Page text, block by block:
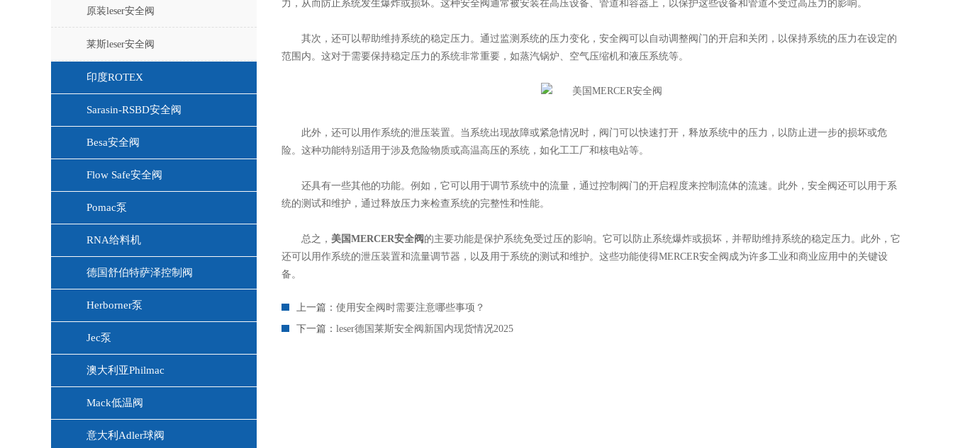
原装leser安全阀
莱斯leser安全阀
印度ROTEX
Sarasin-RSBD安全阀
Besa安全阀
Flow Safe安全阀
Pomac泵
RNA给料机
德国舒伯特萨泽控制阀
Herborner泵
Jec泵
澳大利亚Philmac
Mack低温阀
意大利Adler球阀
力，从而防止系统发生爆炸或损坏。这种安全阀通常被安装在高压设备、管道和容器上，以保护这些设备和管道不受过高压力的影响。
其次，还可以帮助维持系统的稳定压力。通过监测系统的压力变化，安全阀可以自动调整阀门的开启和关闭，以保持系统的压力在设定的
范围内。这对于需要保持稳定压力的系统非常重要，如蒸汽锅炉、空气压缩机和液压系统等。
此外，还可以用作系统的泄压装置。当系统出现故障或紧急情况时，阀门可以快速打开，释放系统中的压力，以防止进一步的损坏或危
险。这种功能特别适用于涉及危险物质或高温高压的系统，如化工工厂和核电站等。
还具有一些其他的功能。例如，它可以用于调节系统中的流量，通过控制阀门的开启程度来控制流体的流速。此外，安全阀还可以用于系
统的测试和维护，通过释放压力来检查系统的完整性和性能。
总之， 美国MERCER安全阀 的主要功能是保护系统免受过压的影响。它可以防止系统爆炸或损坏，并帮助维持系统的稳定压力。此外，它
还可以用作系统的泄压装置和流量调节器，以及用于系统的测试和维护。这些功能使得MERCER安全阀成为许多工业和商业应用中的关键设
备。
上一篇： 使用安全阀时需要注意哪些事项？
下一篇： leser德国莱斯安全阀新国内现货情况2025